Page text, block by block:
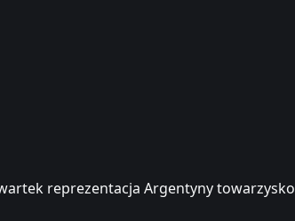
reprezentacja Argentyny